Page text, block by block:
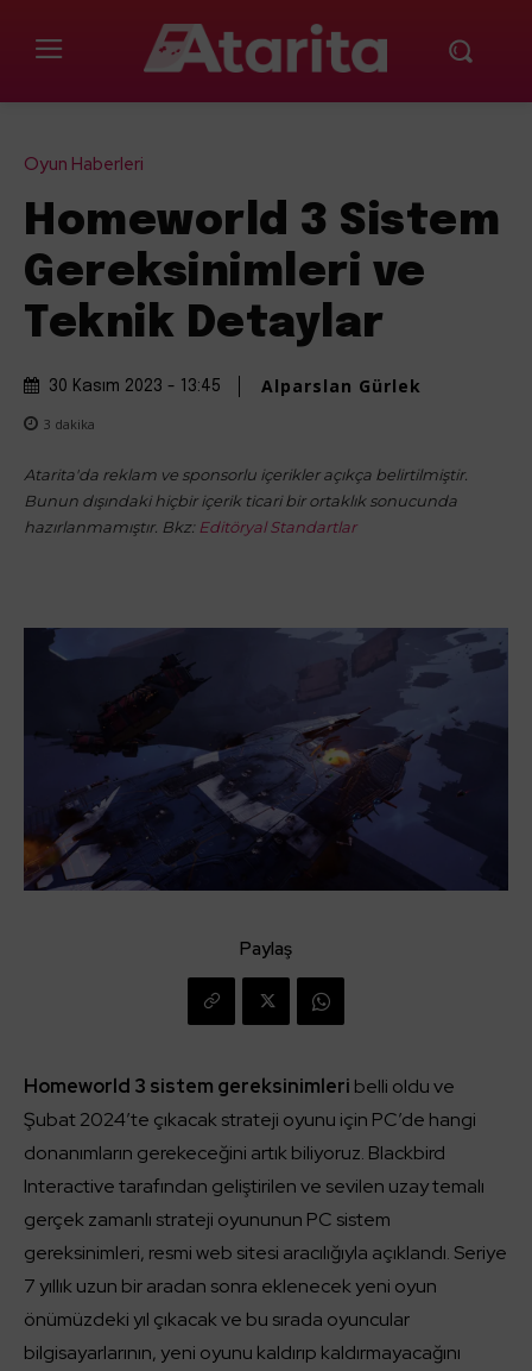
Oyun Haberleri
Homeworld 3 Sistem
Gereksinimleri ve
Teknik Detaylar
30 Kasım 2023 - 13:45 Alparslan Gürlek
3 dakika
Atarita'da reklam ve sponsorlu içerikler açıkça belirtilmiştir.
Bunun dışındaki hiçbir içerik ticari bir ortaklık sonucunda
hazırlanmamıştır. Bkz: Editöryal Standartlar
Paylaş
Homeworld 3 sistem gereksinimleri belli oldu ve
Şubat 2024’te çıkacak strateji oyunu için PC’de hangi
donanımların gerekeceğini artık biliyoruz. Blackbird
Interactive tarafından geliştirilen ve sevilen uzay temalı
gerçek zamanlı strateji oyununun PC sistem
gereksinimleri, resmi web sitesi aracılığıyla açıklandı. Seriye
7 yıllık uzun bir aradan sonra eklenecek yeni oyun
önümüzdeki yıl çıkacak ve bu sırada oyuncular
bilgisayarlarının, yeni oyunu kaldırıp kaldırmayacağını